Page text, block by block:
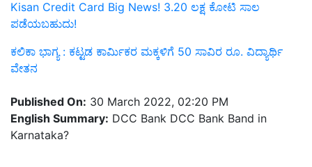
Kisan Credit Card Big News! 3.20 ಲಕ್ಷ ಕೋಟಿ ಸಾಲ
ಪಡೆಯಬಹುದು!
ಕಲಿಕಾ ಭಾಗ್ಯ : ಕಟ್ಟಡ ಕಾರ್ಮಿಕರ ಮಕ್ಕಳಿಗೆ 50 ಸಾವಿರ ರೂ. ವಿದ್ಯಾರ್ಥಿ
ವೇತನ
Published On: 30 March 2022, 02:20 PM
English Summary: DCC Bank DCC Bank Band in
Karnataka?